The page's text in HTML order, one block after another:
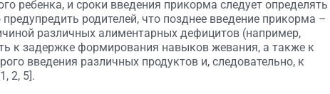
ребенка, и сроки введения прикорма следует определять
родителей, что позднее введение прикорма –
различных алиментарных дефицитов (например,
к задержке формирования навыков жевания, а также к
введения различных продуктов и, следовательно, к
2, 5].